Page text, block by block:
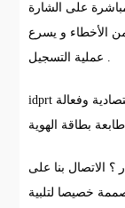
على الشارة
من الأخطاء و يسرع
عملية التسجيل .
idprt يوفر مرونة الزائر شارة حلول الطباعة ، من اقتصادية وفعالة
؟ الاتصال بنا على
خصيصا لتلبية